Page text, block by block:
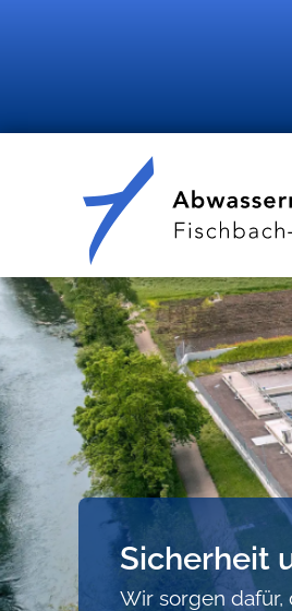
Sicherheit
Wir sorgen dafür,